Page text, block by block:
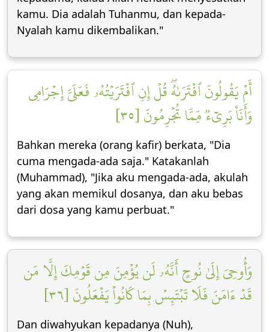
kamu. Dia adalah Tuhanmu, dan kepada-
Nyalah kamu dikembalikan."
أَمۡ يَقُولُونَ ٱفۡتَرَىٰهُۖ قُلۡ إِنِ ٱفۡتَرَيۡتُهُۥ فَعَلَيَّ إِجۡرَامِي
وَأَنَا۠ بَرِيٓءٞ مِّمَّا تُجۡرِمُونَ [٣٥]
Bahkan mereka (orang kafir) berkata, "Dia
cuma mengada-ada saja." Katakanlah
(Muhammad), "Jika aku mengada-ada, akulah
yang akan memikul dosanya, dan aku bebas
dari dosa yang kamu perbuat."
وَأُوحِيَ إِلَىٰ نُوحٍ أَنَّهُۥ لَن يُؤۡمِنَ مِن قَوۡمِكَ إِلَّا مَن
قَدۡ ءَامَنَ فَلَا تَبۡتَئِسۡ بِمَا كَانُواْ يَفۡعَلُونَ [٣٦]
Dan diwahyukan kepadanya (Nuh),